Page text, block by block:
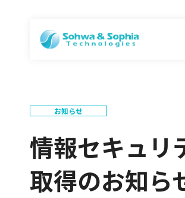
お知らせ
情報セキュ
取得のお知ら